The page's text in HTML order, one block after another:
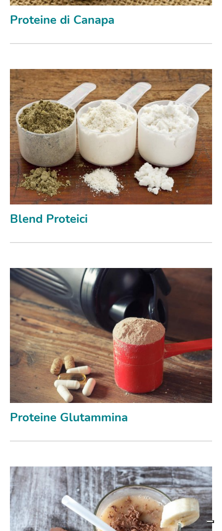
Proteine di Canapa
Blend Proteici
Proteine Glutammina